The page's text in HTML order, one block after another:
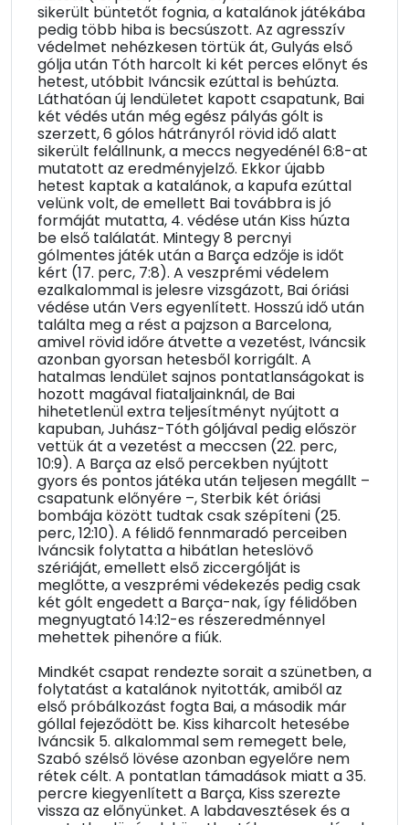
sikerült büntetőt fognia, a katalánok játékába
pedig több hiba is becsúszott. Az agresszív
védelmet nehézkesen törtük át, Gulyás első
gólja után Tóth harcolt ki két perces előnyt és
hetest, utóbbit Iváncsik ezúttal is behúzta.
Láthatóan új lendületet kapott csapatunk, Bai
két védés után még egész pályás gólt is
szerzett, 6 gólos hátrányról rövid idő alatt
sikerült felállnunk, a meccs negyedénél 6:8-at
mutatott az eredményjelző. Ekkor újabb
hetest kaptak a katalánok, a kapufa ezúttal
velünk volt, de emellett Bai továbbra is jó
formáját mutatta, 4. védése után Kiss húzta
be első találatát. Mintegy 8 percnyi
gólmentes játék után a Barça edzője is időt
kért (17. perc, 7:8). A veszprémi védelem
ezalkalommal is jelesre vizsgázott, Bai óriási
védése után Vers egyenlített. Hosszú idő után
találta meg a rést a pajzson a Barcelona,
amivel rövid időre átvette a vezetést, Iváncsik
azonban gyorsan hetesből korrigált. A
hatalmas lendület sajnos pontatlanságokat is
hozott magával fiataljainknál, de Bai
hihetetlenül extra teljesítményt nyújtott a
kapuban, Juhász-Tóth góljával pedig először
vettük át a vezetést a meccsen (22. perc,
10:9). A Barça az első percekben nyújtott
gyors és pontos játéka után teljesen megállt –
csapatunk előnyére –, Sterbik két óriási
bombája között tudtak csak szépíteni (25.
perc, 12:10). A félidő fennmaradó perceiben
Iváncsik folytatta a hibátlan heteslövő
szériáját, emellett első ziccergólját is
meglőtte, a veszprémi védekezés pedig csak
két gólt engedett a Barça-nak, így félidőben
megnyugtató 14:12-es részeredménnyel
mehettek pihenőre a fiúk.
Mindkét csapat rendezte sorait a szünetben, a
folytatást a katalánok nyitották, amiből az
első próbálkozást fogta Bai, a második már
góllal fejeződött be. Kiss kiharcolt hetesébe
Iváncsik 5. alkalommal sem remegett bele,
Szabó szélső lövése azonban egyelőre nem
rétek célt. A pontatlan támadások miatt a 35.
percre kiegyenlített a Barça, Kiss szerezte
vissza az előnyünket. A labdavesztések és a